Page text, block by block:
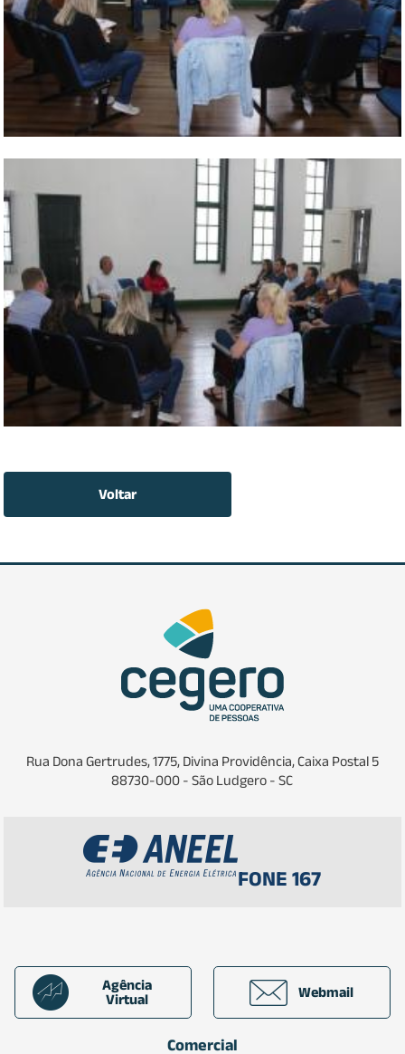
Voltar
Rua Dona Gertrudes, 1775, Divina Providência, Caixa Postal 5
88730-000 - São Ludgero - SC
FONE 167
Agência
Virtual
Webmail
Comercial